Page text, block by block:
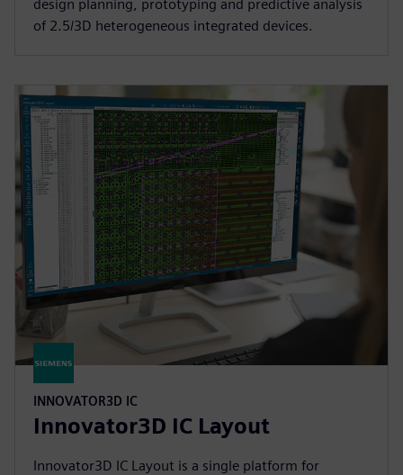
design planning, prototyping and predictive analysis
of 2.5/3D heterogeneous integrated devices.
INNOVATOR3D IC
Innovator3D IC Layout
Innovator3D IC Layout is a single platform for